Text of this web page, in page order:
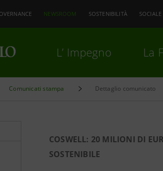
NEWSROOM SOSTENIBILITÀ SOCIALE
L’ Impegno La
Comunicati stampa Dettaglio comunicato
COSWELL: 20 MILIONI DI
SOSTENIBILE